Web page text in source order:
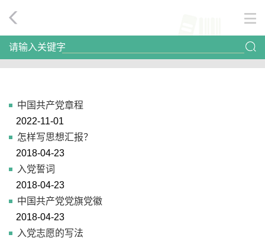
请输入关键字
中国共产党章程
2022-11-01
怎样写思想汇报？
2018-04-23
入党誓词
2018-04-23
中国共产党党旗党徽
2018-04-23
入党志愿的写法